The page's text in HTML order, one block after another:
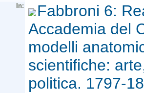
In:
Fabbroni 6:
Accademia del
modelli
scientifiche:
politica. 1797-